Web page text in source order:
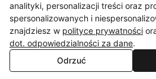
analityki, personalizacji treści oraz
spersonalizowanych i
znajdziesz w polityce prywatności
dot. odpowiedzialności za dane.
Odrzuć